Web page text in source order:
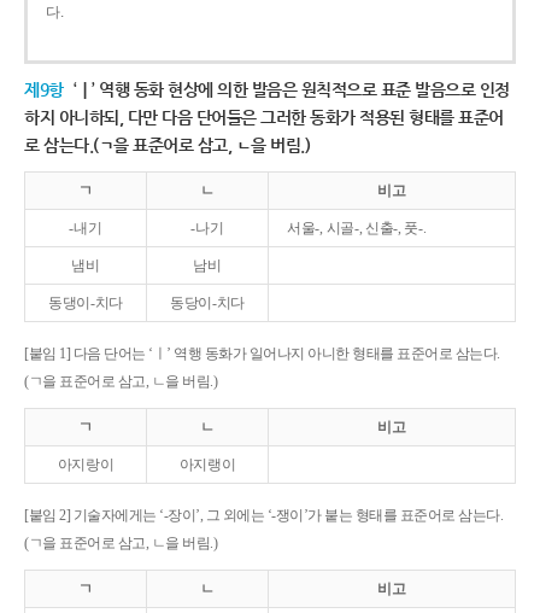
다.
제9항 ‘ㅣ’ 역행 동화 현상에 의한 발음은 원칙적으로 표준 발음으로 인정
하지 아니하되, 다만 다음 단어들은 그러한 동화가 적용된 형태를 표준어
로 삼는다.(ㄱ을 표준어로 삼고, ㄴ을 버림.)
ㄱ ㄴ 비고
-내기 -나기 서울-, 시골-, 신출-, 풋-.
냄비 남비
동댕이-치다 동당이-치다
[붙임 1] 다음 단어는 ‘ㅣ’ 역행 동화가 일어나지 아니한 형태를 표준어로 삼는다.
(ㄱ을 표준어로 삼고, ㄴ을 버림.)
ㄱ ㄴ 비고
아지랑이 아지랭이
[붙임 2] 기술자에게는 ‘-장이’, 그 외에는 ‘-쟁이’가 붙는 형태를 표준어로 삼는다.
(ㄱ을 표준어로 삼고, ㄴ을 버림.)
ㄱ ㄴ 비고